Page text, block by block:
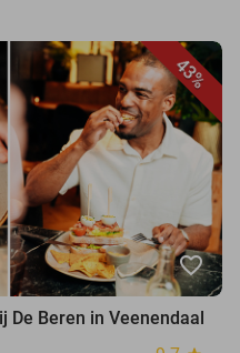
43%
favorite_border
De Beren in Veenendaal